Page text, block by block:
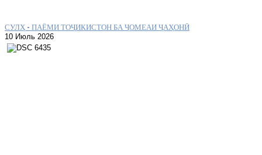
СУЛҲ – ПАЁМИ ТОҶИКИСТОН БА ҶОМЕАИ ҶАҲОНӢ
10 Июль 2026